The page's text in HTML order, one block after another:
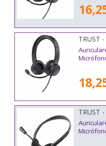
TRUST
TRUST